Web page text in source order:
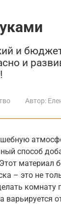
и
и
Автор:
способ
материал
– это не
комнату